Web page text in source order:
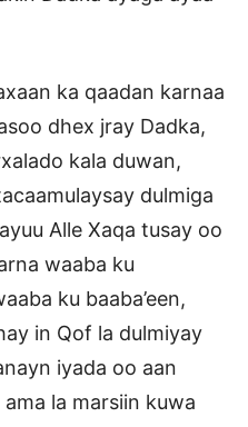
ka qaadan karnaa
dhex jray Dadka,
kala duwan,
dulmiga
Alle Xaqa tusay oo
waaba ku
ku baaba’een,
in Qof la dulmiyay
iyada oo aan
la marsiin kuwa